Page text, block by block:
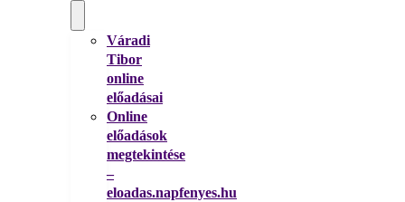
Váradi
Tibor
online
előadásai
Online
előadások
megtekintése
–
eloadas.napfenyes.hu